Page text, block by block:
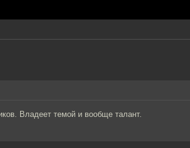
Владеет темой и вообще талант.